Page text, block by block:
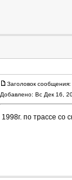
Заголовок сообщения:
Добавлено: Вс Дек 16,
1998г. по трассе со